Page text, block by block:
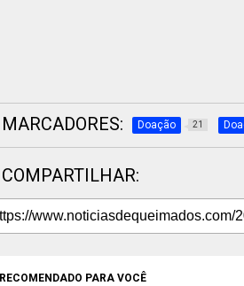
MARCADORES: Doação 21
COMPARTILHAR:
RECOMENDADO PARA VOCÊ